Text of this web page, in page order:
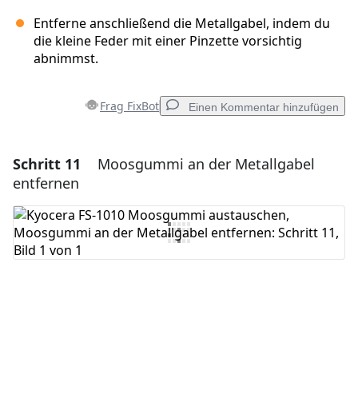
Entferne anschließend die Metallgabel, indem du
die kleine Feder mit einer Pinzette vorsichtig
abnimmst.
Frag FixBot Einen Kommentar hinzufügen
Einen Kommentar hinzufügen
Kommentar hinzufügen
Schritt 11
Moosgummi an der Metallgabel
entfernen